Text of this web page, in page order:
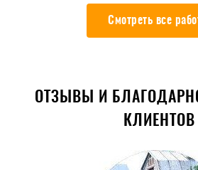
Смотреть все
ОТЗЫВЫ И
КЛИЕНТОВ